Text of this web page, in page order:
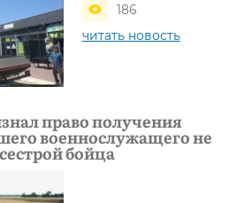
186
читать новость
право получения
военнослужащего не
бойца